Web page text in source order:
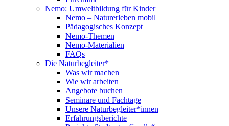
Nemo: Umweltbildung für Kinder
Nemo – Naturerleben mobil
Pädagogisches Konzept
Nemo-Themen
Nemo-Materialien
FAQs
Die Naturbegleiter*
Was wir machen
Wie wir arbeiten
Angebote buchen
Seminare und Fachtage
Unsere Naturbegleiter*innen
Erfahrungsberichte